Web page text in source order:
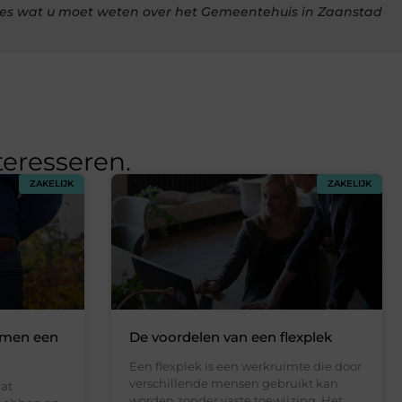
wat u moet weten over het Gemeentehuis in Zaanstad
ZAKELIJK
een
ZAKELIJK
De voordelen van een flexplek
Een flexplek is een werkruimte die door
verschillende mensen gebruikt kan